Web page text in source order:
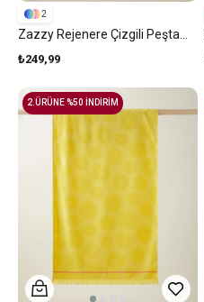
₺249,99
2
2.ÜRÜNE %50 İNDİRİM